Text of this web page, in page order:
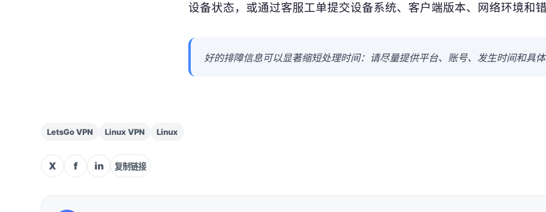
设备状态，或通过客服工单提交设备系统、客户端版本、网络环境和
好的排障信息可以显著缩短处理时间：请尽量提供平台、账号、发生时间和具
LetsGo VPN Linux VPN Linux
X f in 复制链接